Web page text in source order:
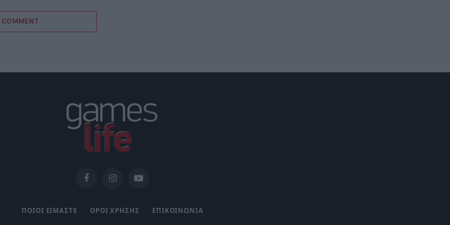
COMMENT
FacebookInstagramYouTube
ΠΟΙΟΙ ΕΙΜΑΣΤΕ ΟΡΟΙ ΧΡΗΣΗΣ ΕΠΙΚΟΙΝΩΝΙΑ